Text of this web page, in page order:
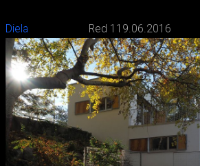
Diela Red 1 19.06.2016